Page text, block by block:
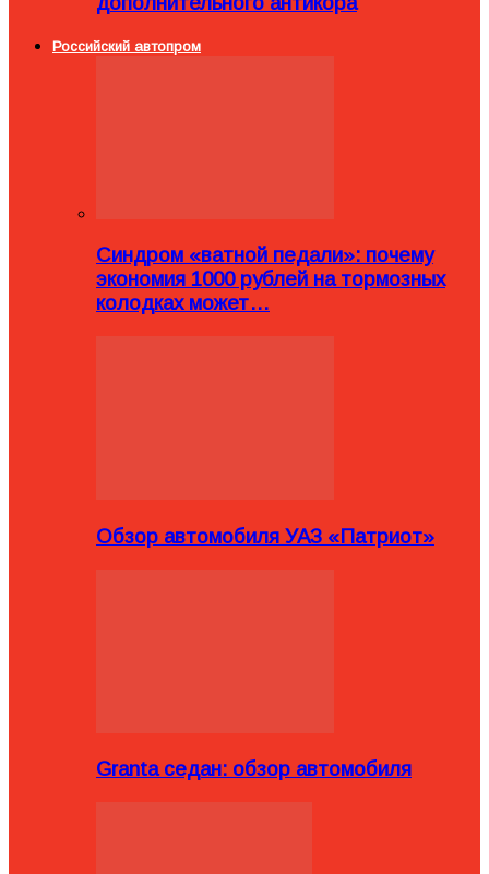
Российский автопром
Синдром «ватной педали»: почему
экономия 1000 рублей на тормозных
колодках может…
Обзор автомобиля УАЗ «Патриот»
Granta седан: обзор автомобиля